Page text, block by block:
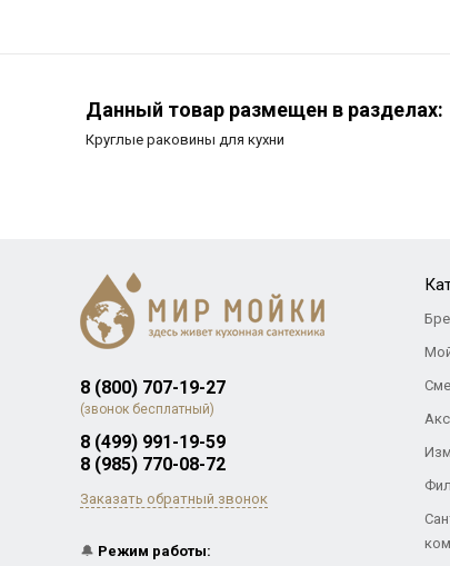
Данный товар размещен в разделах:
Круглые раковины для кухни
8 (800) 707-19-27
(звонок бесплатный)
8 (499) 991-19-59
8 (985) 770-08-72
Заказать обратный звонок
🔔 Режим работы: